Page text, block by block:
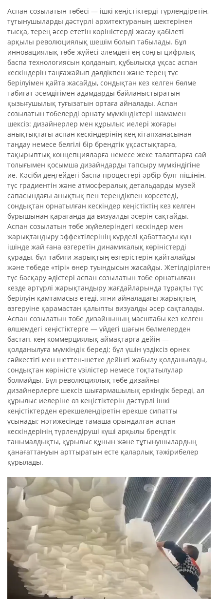
Аспан созылатын төбесі — ішкі кеңістіктерді түрлендіретін,
тұтынушыларды дәстүрлі архитектураның шектерінен
тысқа, терең әсер ететін көріністерді жасау қабілеті
арқылы революциялық шешім болып табылады. Бұл
инновациялық төбе жүйесі әлемдегі ең соңғы цифрлық
баспа технологиясын қолданып, құбылысқа ұқсас аспан
кескіндерін таңғажайып дәлдікпен және терең түс
берілуімен қайта жасайды, сондықтан кез келген бөлме
табиғат әсемдігімен адамдарды байланыстыратын
қызығушылық туғызатын ортаға айналады. Аспан
созылатын төбелерді орнату мүмкіндіктері шамамен
шексіз: дизайнерлер мен құрылыс иелері жоғары
анықтықтағы аспан кескіндерінің кең кітапханасынан
таңдау немесе белгілі бір брендтік ұқсастықтарға,
тақырыптық концепцияларға немесе жеке талаптарға сай
толығымен қосымша дизайндарды тапсыру мүмкіндігіне
ие. Кәсіби деңгейдегі баспа процестері әрбір бұлт пішінін,
түс градиентін және атмосфералық детальдарды музей
сапасындағы анықтық пен тереңдікпен көрсетеді,
сондықтан орнатылған кескіндер кеңістіктің кез келген
бұрышынан қарағанда да визуалды әсерін сақтайды.
Аспан созылатын төбе жүйелеріндегі кескіндер мен
жарықтандыру эффектілерінің күрделі қабаттасуы күн
ішінде жай ғана өзгеретін динамикалық көріністерді
құрады, бұл табиғи жарықтың өзгерістерін қайталайды
және төбеде «тірі» өнер туындысын жасайды. Жетілдірілген
түс басқару әдістері аспан созылатын төбе орнатылған
кезде әртүрлі жарықтандыру жағдайларында тұрақты түс
берілуін қамтамасыз етеді, яғни айналадағы жарықтың
өзгеруіне қарамастан қалыпты визуалды әсер сақталады.
Аспан созылатын төбе дизайнының масштабы кез келген
өлшемдегі кеңістіктерге — үйдегі шағын бөлмелерден
бастап, кең коммерциялық аймақтарға дейін —
қолданылуға мүмкіндік береді; бұл үшін үздіксіз өрнек
сәйкестігі мен шеттен-шетке дейінгі жабылу қолданылады,
сондықтан көріністе үзілістер немесе тоқтатылулар
болмайды. Бұл революциялық төбе дизайны
дизайнерлерге шексіз шығармашылық еркіндік береді, ал
құрылыс иелеріне өз кеңістіктерін дәстүрлі ішкі
кеңістіктерден ерекшелендіретін ерекше сипатты
ұсынады; нәтижесінде тамаша орындалған аспан
кескіндерінің түрлендіруші күші арқылы брендтік
танымалдықты, құрылыс құнын және тұтынушылардың
қанағаттануын арттыратын есте қаларлық тәжірибелер
құрылады.